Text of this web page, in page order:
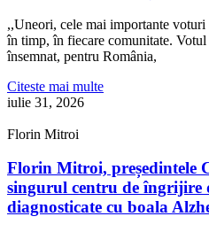
,,Uneori, cele mai importante voturi
în timp, în fiecare comunitate.
însemnat, pentru România,
Citeste mai multe
iulie 31, 2026
Florin Mitroi
Florin Mitroi, președintele
singurul centru de îngrijire
diagnosticate cu boala